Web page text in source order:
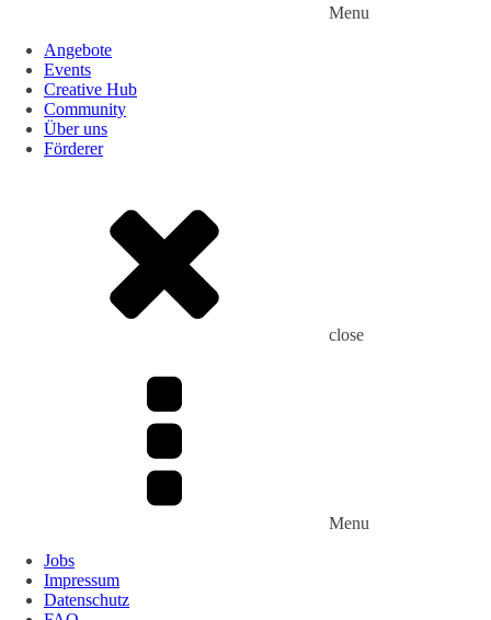
Menu
Angebote
Events
Creative Hub
Community
Über uns
Förderer
close
Menu
Jobs
Impressum
Datenschutz